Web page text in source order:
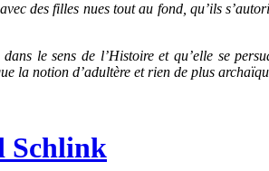
des filles nues tout au fond, qu’ils
le sens de l’Histoire et qu’elle se
la notion d’adultère et rien de plus
Schlink